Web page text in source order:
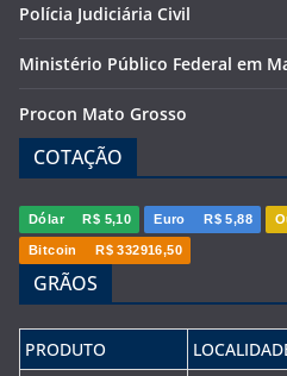
Polícia Judiciária Civil
Ministério Público Federal em
Procon Mato Grosso
COTAÇÃO
Dólar R$ 5,10 Euro R$ 5,88
Bitcoin R$ 332916,50
GRÃOS
PRODUTO